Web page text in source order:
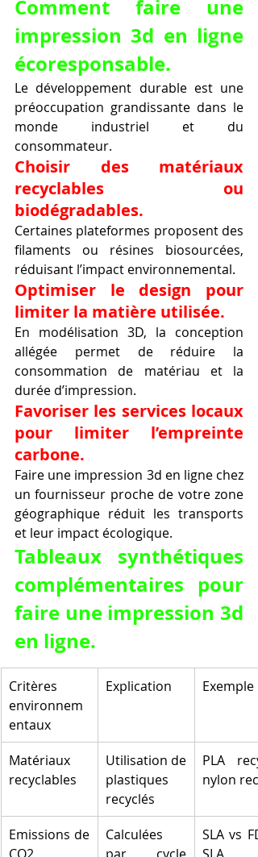
Comment faire une
impression 3d en ligne
écoresponsable.
Le développement durable est une
préoccupation grandissante dans le
monde industriel et du
consommateur.
Choisir des matériaux
recyclables ou
biodégradables.
Certaines plateformes proposent des
filaments ou résines biosourcées,
réduisant l’impact environnemental.
Optimiser le design pour
limiter la matière utilisée.
En modélisation 3D, la conception
allégée permet de réduire la
consommation de matériau et la
durée d’impression.
Favoriser les services locaux
pour limiter l’empreinte
carbone.
Faire une impression 3d en ligne chez
un fournisseur proche de votre zone
géographique réduit les transports
et leur impact écologique.
Tableaux synthétiques
complémentaires pour
faire une impression 3d
en ligne.
Critères
environnem
entaux
Explication Exemple
Matériaux
recyclables
Utilisation de
plastiques
recyclés
PLA
nylon
Emissions de
CO2
Calculées
par cycle
SLA vs
SLA